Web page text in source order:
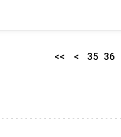
<< < 35 36